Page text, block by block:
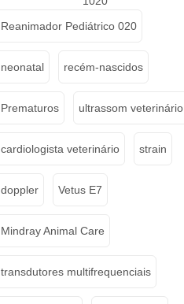
Reanimador Pediátrico 020
neonatal recém-nascidos
Prematuros ultrassom veterinário
cardiologista veterinário strain
doppler Vetus E7
Mindray Animal Care
transdutores multifrequenciais